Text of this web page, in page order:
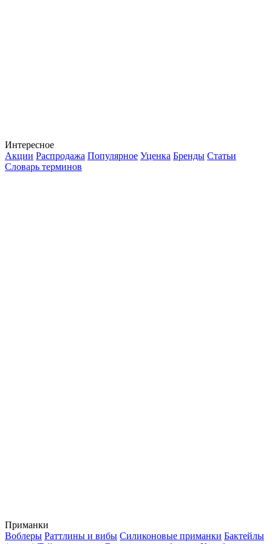
Интересное
Акции Распродажа Популярное Уценка Бренды Статьи
Словарь терминов
Приманки
Воблеры Раттлины и вибы Силиконовые приманки Бактейлы